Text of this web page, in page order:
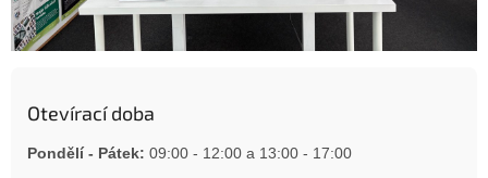
Otevírací doba
Pondělí - Pátek: 09:00 - 12:00 a 13:00 - 17:00